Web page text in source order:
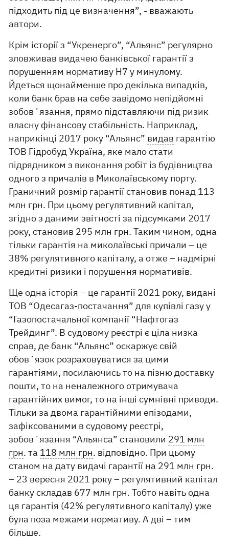
підходить під це визначення”, - вважають
автори.
Крім історії з “Укренерго”, “Альянс” регулярно
зловживав видачею банківської гарантії з
порушенням нормативу Н7 у минулому.
Йдеться щонайменше про декілька випадків,
коли банк брав на себе завідомо непідйомні
зобовʼязання, прямо підставляючи під ризик
власну фінансову стабільність. Наприклад,
наприкінці 2017 року “Альянс” видав гарантію
ТОВ Гідробуд Україна, яке мало стати
підрядником з виконання робіт із будівництва
одного з причалів в Миколаївському порту.
Граничний розмір гарантії становив понад 113
млн грн. При цьому регулятивний капітал,
згідно з даними звітності за підсумками 2017
року, становив 295 млн грн. Таким чином, одна
тільки гарантія на миколаївські причали – це
38% регулятивного капіталу, а отже – надмірні
кредитні ризики і порушення нормативів.
Ще одна історія – це гарантії 2021 року, видані
ТОВ “Одесагаз-постачання” для купівлі газу у
“Газопостачальної компанії “Нафтогаз
Трейдинг”. В судовому реєстрі є ціла низка
справ, де банк “Альянс” оскаржує свій
обовʼязок розраховуватися за цими
гарантіями, посилаючись то на пізню доставку
пошти, то на неналежного отримувача
гарантійних вимог, то на інші сумнівні приводи.
Тільки за двома гарантійними епізодами,
зафіксованими в судовому реєстрі,
зобовʼязання “Альянса” становили 291 млн
грн. та 118 млн грн. відповідно. При цьому
станом на дату видачі гарантії на 291 млн грн.
– 23 вересня 2021 року – регулятивний капітал
банку складав 677 млн грн. Тобто навіть одна
ця гарантія (42% регулятивного капіталу) уже
була поза межами нормативу. А дві – тим
більше.